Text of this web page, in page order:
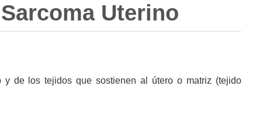
Uterino
de los tejidos que sostienen al útero o matriz (tejido